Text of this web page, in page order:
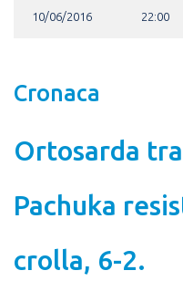
10/06/2016 22:00
Cronaca
Ortosarda
Pachuka
crolla, 6-2.